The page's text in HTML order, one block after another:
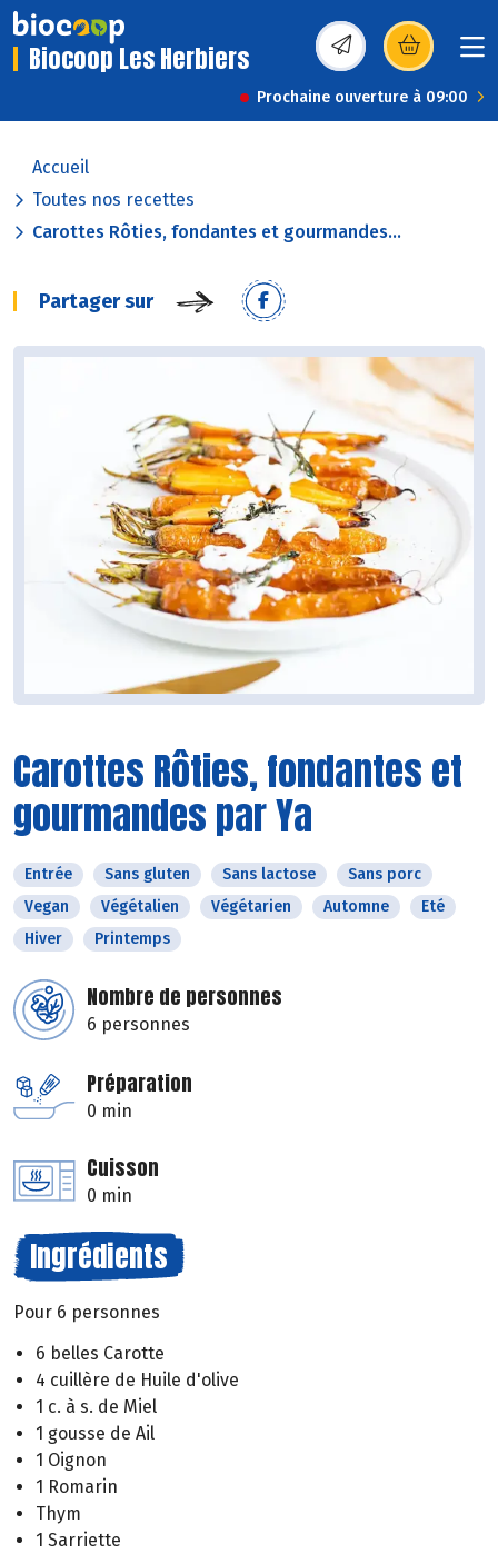
Biocoop Les Herbiers (s’ouvre dans une
Prochaine ouverture à 09:00
Accueil
Toutes nos recettes
Carottes Rôties, fondantes et gourmandes...
Partager sur
Carottes Rôties, fondantes et
gourmandes par Ya
Entrée Sans gluten Sans lactose
Sans porc
Vegan
Végétalien Végétarien Automne
Eté
Hiver
Printemps
Nombre de personnes
6 personnes
Préparation
0 min
Cuisson
0 min
Ingrédients
Pour 6 personnes
6 belles Carotte
4 cuillère de Huile d'olive
1 c. à s. de Miel
1 gousse de Ail
1 Oignon
1 Romarin
Thym
1 Sarriette